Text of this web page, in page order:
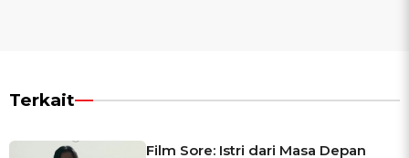
Terkait
Film Sore: Istri dari Masa Depan